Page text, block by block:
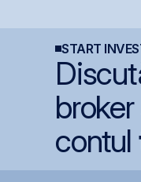
START
contul